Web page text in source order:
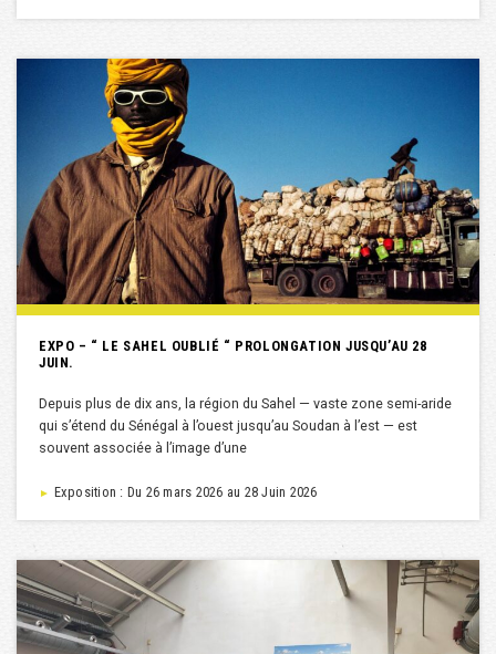
EXPO – “ LE SAHEL OUBLIÉ “ PROLONGATION JUSQU’AU 28
JUIN.
Depuis plus de dix ans, la région du Sahel — vaste zone semi-aride
qui s’étend du Sénégal à l’ouest jusqu’au Soudan à l’est — est
souvent associée à l’image d’une
► Exposition : Du 26 mars 2026 au 28 Juin 2026